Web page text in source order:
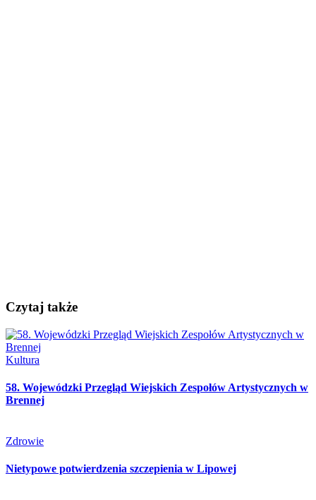
Czytaj także
Kultura
58. Wojewódzki Przegląd Wiejskich Zespołów Artystycznych w
Brennej
Zdrowie
Nietypowe potwierdzenia szczepienia w Lipowej